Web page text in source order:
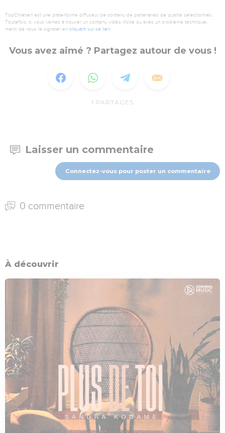
TopChrétien est une plate-forme diffuseur de contenu de partenaires de qualité sélectionnés.
Toutefois, si vous veniez à trouver un contenu vidéo illicite ou avec un problème technique,
merci de nous le signaler en cliquant sur ce lien.
Vous avez aimé ? Partagez autour de vous !
1 PARTAGES
Laisser un commentaire
Connectez-vous pour poster un commentaire
0 commentaire
À découvrir